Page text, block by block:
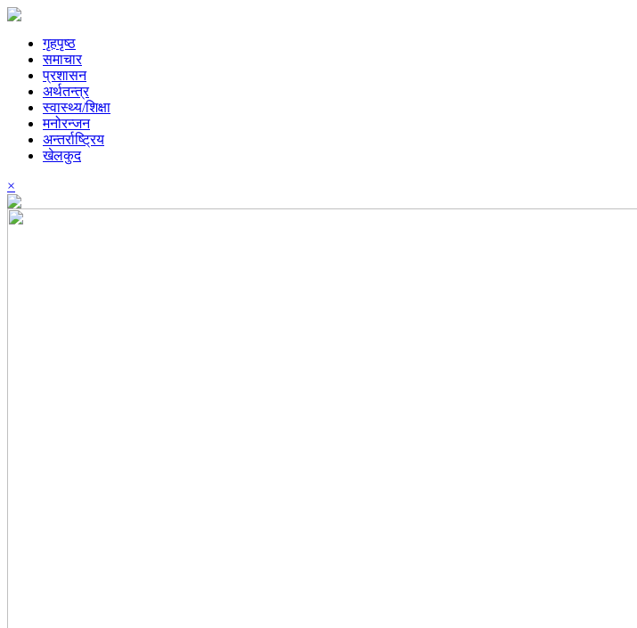
गृहपृष्ठ
समाचार
प्रशासन
अर्थतन्त्र
स्वास्थ्य/शिक्षा
मनोरन्जन
अन्तर्राष्ट्रिय
खेलकुद
×